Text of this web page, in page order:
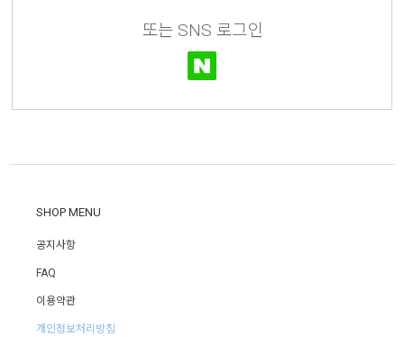
또는 SNS 로그인
SHOP MENU
공지사항
FAQ
이용약관
개인정보처리방침